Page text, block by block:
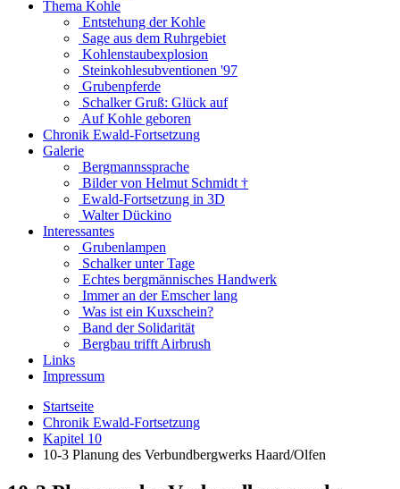
Thema Kohle
Entstehung der Kohle
Sage aus dem Ruhrgebiet
Kohlenstaubexplosion
Steinkohlesubventionen '97
Grubenpferde
Schalker Gruß: Glück auf
Auf Kohle geboren
Chronik Ewald-Fortsetzung
Galerie
Bergmannssprache
Bilder von Helmut Schmidt †
Ewald-Fortsetzung in 3D
Walter Dückino
Interessantes
Grubenlampen
Schalker unter Tage
Echtes bergmännisches Handwerk
Immer an der Emscher lang
Was ist ein Kuxschein?
Band der Solidarität
Bergbau trifft Airbrush
Links
Impressum
Startseite
Chronik Ewald-Fortsetzung
Kapitel 10
10-3 Planung des Verbundbergwerks Haard/Olfen